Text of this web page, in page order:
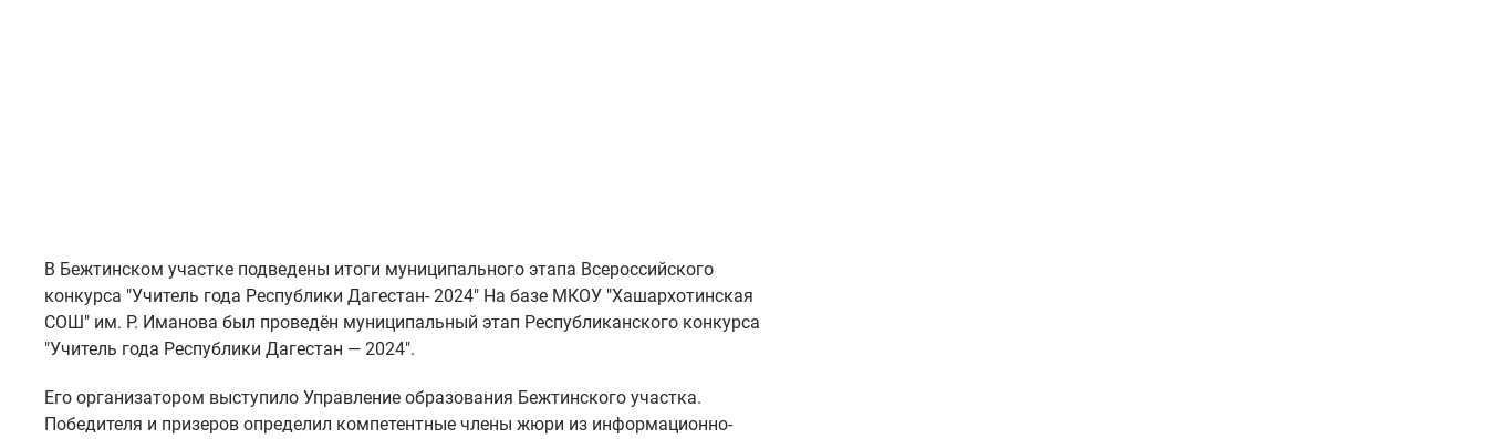
В Бежтинском участке подведены итоги муниципального этапа Всероссийского
конкурса "Учитель года Республики Дагестан- 2024" На базе МКОУ "Хашархотинская
СОШ" им. Р. Иманова был проведён муниципальный этап Республиканского конкурса
"Учитель года Республики Дагестан — 2024".
Его организатором выступило Управление образования Бежтинского участка.
Победителя и призеров определил компетентные члены жюри из информационно-